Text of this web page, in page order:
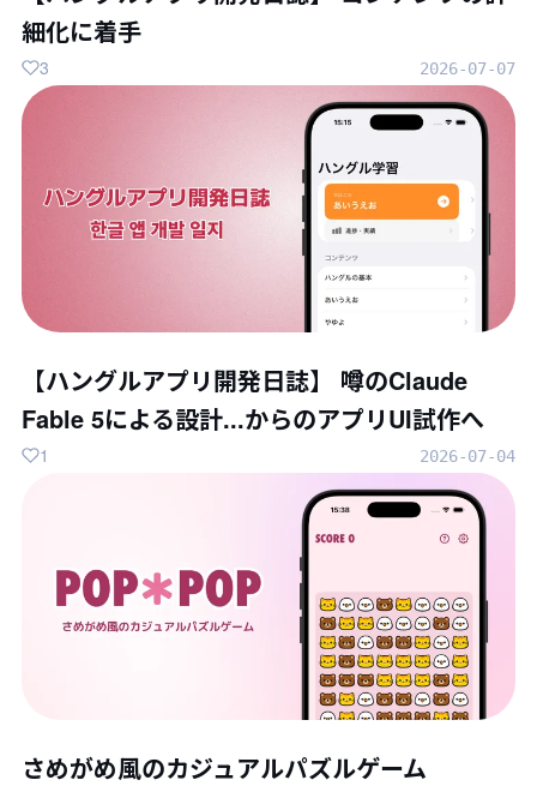
細化に着手
2026-07-07
3
【ハングルアプリ開発日誌】 噂のClaude
Fable 5による設計...からのアプリUI試作へ
2026-07-04
1
さめがめ風のカジュアルパズルゲーム